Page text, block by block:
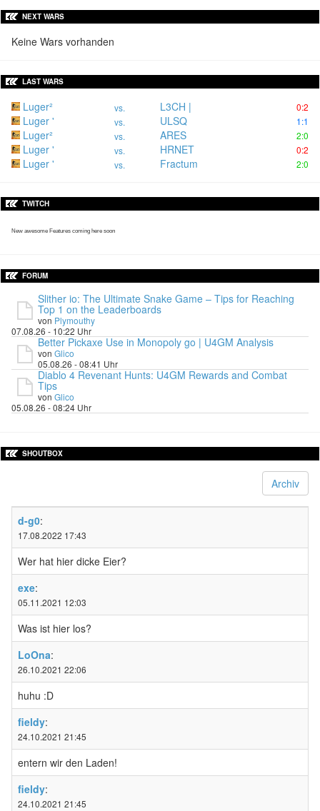
NEXT WARS
Keine Wars vorhanden
LAST WARS
Luger² vs. L3CH | 0:2
Luger ' vs. ULSQ 1:1
Luger² vs. ARES 2:0
Luger ' vs. HRNET 0:2
Luger ' vs. Fractum 2:0
TWITCH
New awesome Features coming here soon
FORUM
Slither io: The Ultimate Snake Game – Tips for Reaching
Top 1 on the Leaderboards
von Plymouthy
07.08.26 - 10:22 Uhr
Better Pickaxe Use in Monopoly go | U4GM Analysis
von Glico
05.08.26 - 08:41 Uhr
Diablo 4 Revenant Hunts: U4GM Rewards and Combat
Tips
von Glico
05.08.26 - 08:24 Uhr
SHOUTBOX
Archiv
d-g0:
17.08.2022 17:43
Wer hat hier dicke Eier?
exe:
05.11.2021 12:03
Was ist hier los?
LoOna:
26.10.2021 22:06
huhu :D
fieldy:
24.10.2021 21:45
entern wir den Laden!
fieldy:
24.10.2021 21:45